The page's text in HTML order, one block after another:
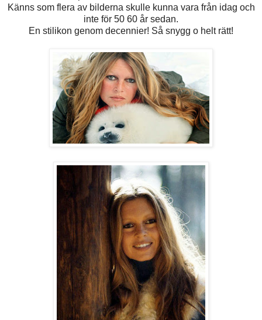
Känns som flera av bilderna skulle kunna vara från idag och
inte för 50 60 år sedan.
En stilikon genom decennier! Så snygg o helt rätt!